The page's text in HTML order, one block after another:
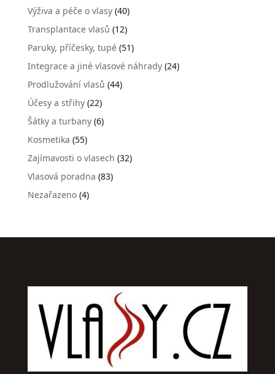
Výživa a péče o vlasy(40)
Transplantace vlasů (12)
Paruky, příčesky, tupé(51)
Integrace a jiné vlasové náhrady(24)
Prodlužování vlasů (44)
Účesy a střihy(22)
Šátky a turbany(6)
Kosmetika (55)
Zajímavosti o vlasech (32)
Vlasová poradna (83)
Nezařazeno(4)